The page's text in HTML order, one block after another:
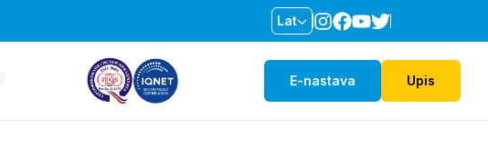
Lat
E-nastava Upis